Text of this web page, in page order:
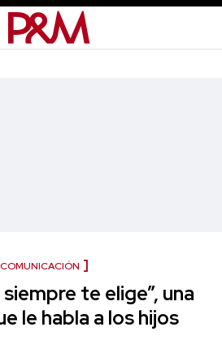
COMUNICACIÓN
te elige”, una
le habla a los hijos